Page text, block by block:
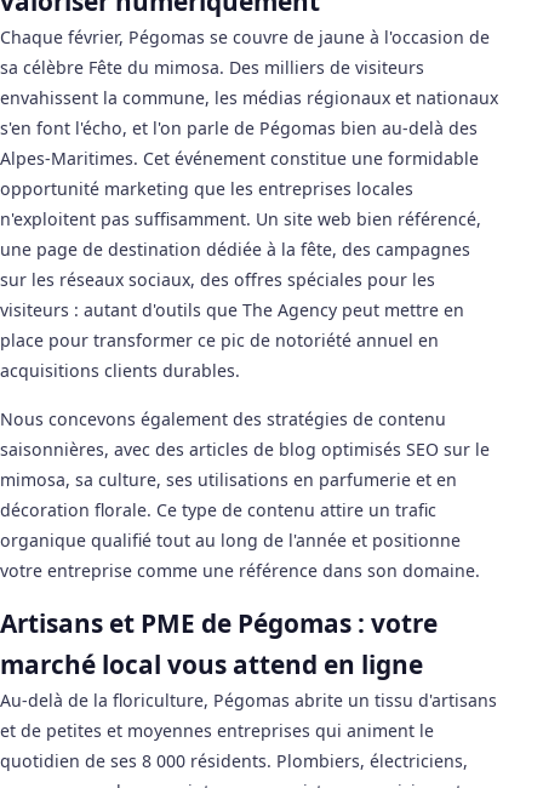
Chaque février, Pégomas se couvre de jaune à l'occasion de
sa célèbre Fête du mimosa. Des milliers de visiteurs
envahissent la commune, les médias régionaux et nationaux
s'en font l'écho, et l'on parle de Pégomas bien au-delà des
Alpes-Maritimes. Cet événement constitue une formidable
opportunité marketing que les entreprises locales
n'exploitent pas suffisamment. Un site web bien référencé,
une page de destination dédiée à la fête, des campagnes
sur les réseaux sociaux, des offres spéciales pour les
visiteurs : autant d'outils que The Agency peut mettre en
place pour transformer ce pic de notoriété annuel en
acquisitions clients durables.
Nous concevons également des stratégies de contenu
saisonnières, avec des articles de blog optimisés SEO sur le
mimosa, sa culture, ses utilisations en parfumerie et en
décoration florale. Ce type de contenu attire un trafic
organique qualifié tout au long de l'année et positionne
votre entreprise comme une référence dans son domaine.
Artisans et PME de Pégomas : votre
marché local vous attend en ligne
Au-delà de la floriculture, Pégomas abrite un tissu d'artisans
et de petites et moyennes entreprises qui animent le
quotidien de ses 8 000 résidents. Plombiers, électriciens,